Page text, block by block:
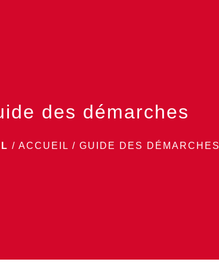
des démarches
/ ACCUEIL / GUIDE DES DÉMARCHES